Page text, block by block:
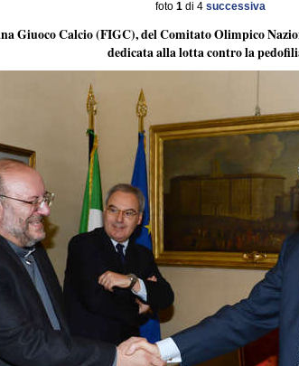
foto 1 di 4 successiva
Giuoco Calcio (FIGC), del Comitato Olimpico
dedicata alla lotta contro la